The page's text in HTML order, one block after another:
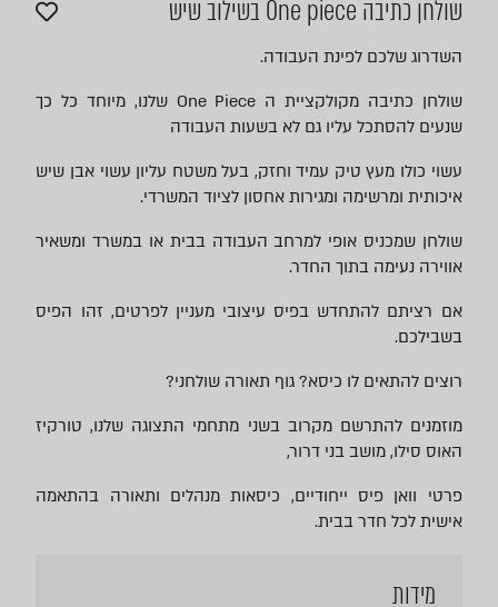
שולחן כתיבה One piece בשילוב שיש
השדרוג שלכם לפינת העבודה.
שולחן כתיבה מקולקציית ה One Piece שלנו, מיוחד כל כך
שנעים להסתכל עליו גם לא בשעות העבודה
עשוי כולו מעץ טיק עמיד וחזק, בעל משטח עליון עשוי אבן שיש
איכותית ומרשימה ומגירות אחסון לציוד המשרדי.
שולחן שמכניס אופי למרחב העבודה בבית או במשרד ומשאיר
אווירה נעימה בתוך החדר.
אם רציתם להתחדש בפיס עיצובי מעניין לפרטים, זהו הפיס
בשבילכם.
רוצים להתאים לו כיסא? גוף תאורה שולחני?
מוזמנים להתרשם מקרוב בשני מתחמי התצוגה שלנו, טורקיז
האוס סילו, מושב בני דרור,
פרטי וואן פיס ייחודיים, כיסאות מנהלים ותאורה בהתאמה
אישית לכל חדר בבית.
מידות